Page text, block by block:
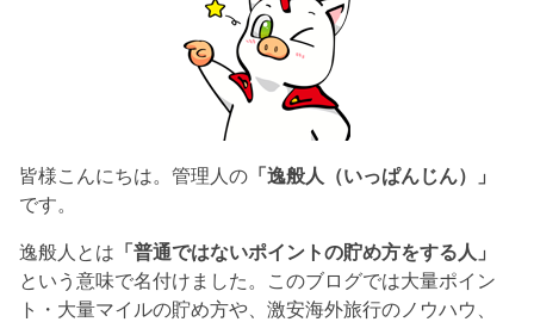
皆様こんにちは。管理人の 「逸般人（いっぱんじん）」
です。
逸般人とは 「普通ではないポイントの貯め方をする人」
という意味で名付けました。このブログでは大量ポイン
ト・大量マイルの貯め方や、激安海外旅行のノウハウ、